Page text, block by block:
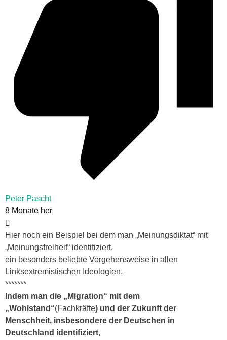
Peter Pascht
8 Monate her
Hier noch ein Beispiel bei dem man „Meinungsdiktat“ mit
„Meinungsfreiheit“ identifiziert,
ein besonders beliebte Vorgehensweise in allen
Linksextremistischen Ideologien.
*******
Indem man die „Migration“ mit dem
„Wohlstand“(Fachkräfte) und der Zukunft der
Menschheit, insbesondere der Deutschen in
Deutschland identifiziert,